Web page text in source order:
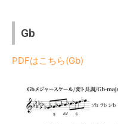
Gb
PDFはこちら(Gb)